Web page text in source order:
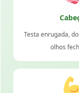
Testa enrugada,
olhos